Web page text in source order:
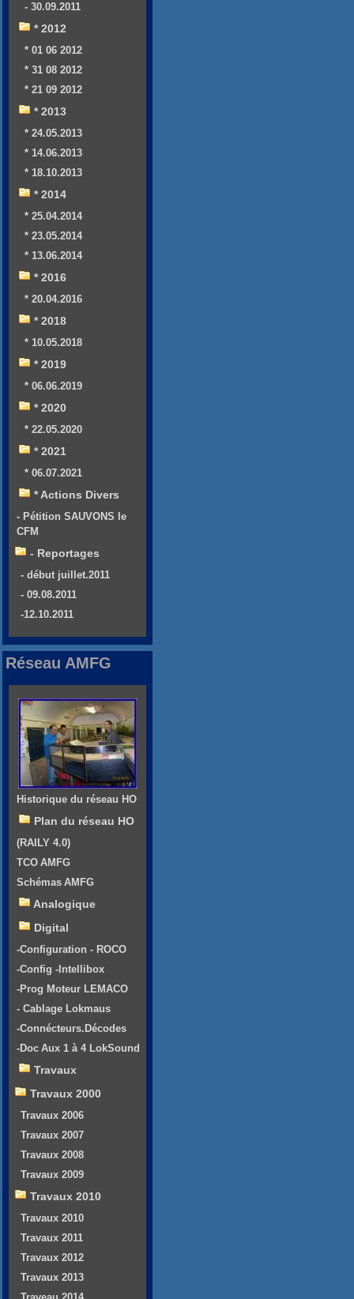
- 30.09.2011
* 2012
* 01 06 2012
* 31 08 2012
* 21 09 2012
* 2013
* 24.05.2013
* 14.06.2013
* 18.10.2013
* 2014
* 25.04.2014
* 23.05.2014
* 13.06.2014
* 2016
* 20.04.2016
* 2018
* 10.05.2018
* 2019
* 06.06.2019
* 2020
* 22.05.2020
* 2021
* 06.07.2021
* Actions Divers
- Pétition SAUVONS le
CFM
- Reportages
- début juillet.2011
- 09.08.2011
-12.10.2011
Réseau AMFG
Historique du réseau HO
Plan du réseau HO
(RAILY 4.0)
TCO AMFG
Schémas AMFG
Analogique
Digital
-Configuration - ROCO
-Config -Intellibox
-Prog Moteur LEMACO
- Cablage Lokmaus
-Connécteurs.Décodes
-Doc Aux 1 à 4 LokSound
Travaux
Travaux 2000
Travaux 2006
Travaux 2007
Travaux 2008
Travaux 2009
Travaux 2010
Travaux 2010
Travaux 2011
Travaux 2012
Travaux 2013